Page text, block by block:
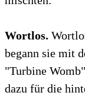
Wortlos.
begann sie mit
"Turbine
dazu für die